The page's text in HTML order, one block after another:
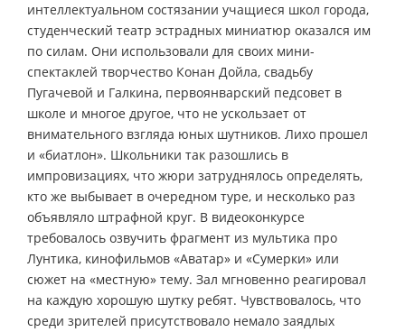
интеллектуальном состязании учащиеся школ города,
студенческий театр эстрадных миниатюр оказался им
по силам. Они использовали для своих мини-
спектаклей творчество Конан Дойла, свадьбу
Пугачевой и Галкина, первоянварский педсовет в
школе и многое другое, что не ускользает от
внимательного взгляда юных шутников. Лихо прошел
и «биатлон». Школьники так разошлись в
импровизациях, что жюри затруднялось определять,
кто же выбывает в очередном туре, и несколько раз
объявляло штрафной круг. В видеоконкурсе
требовалось озвучить фрагмент из мультика про
Лунтика, кинофильмов «Аватар» и «Сумерки» или
сюжет на «местную» тему. Зал мгновенно реагировал
на каждую хорошую шутку ребят. Чувствовалось, что
среди зрителей присутствовало немало заядлых